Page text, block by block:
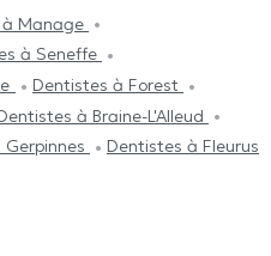
Manage
à Seneffe
Dentistes à Forest
à Braine-L'Alleud
Dentistes à Fleurus